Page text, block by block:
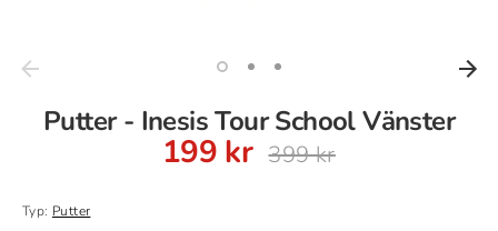
Putter - Inesis Tour School Vänster
199 kr
Ordinarie
399 kr
Typ: Putter